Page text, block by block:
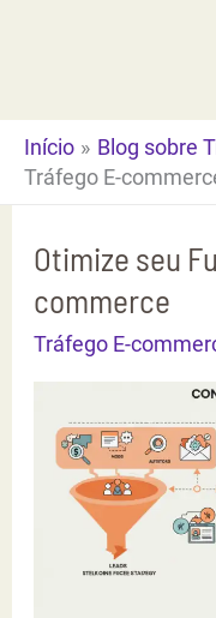
conteúdo
Início
Blog sobre
Tráfego E-
Otimize seu
commerce
Tráfego E-